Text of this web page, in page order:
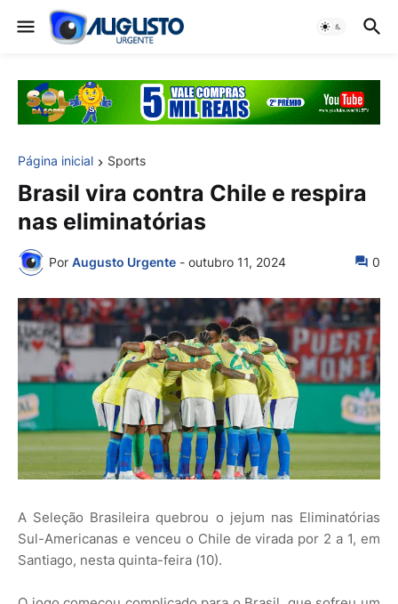
Página inicial Sports
Brasil vira contra Chile e respira
nas eliminatórias
Por Augusto Urgente - outubro 11, 2024 0
A Seleção Brasileira quebrou o jejum nas Eliminatórias
Sul-Americanas e venceu o Chile de virada por 2 a 1, em
Santiago, nesta quinta-feira (10).